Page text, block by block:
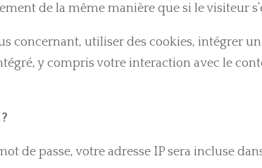
de la même manière que si le visiteur
concernant, utiliser des cookies, intégrer
y compris votre interaction avec le
de passe, votre adresse IP sera incluse